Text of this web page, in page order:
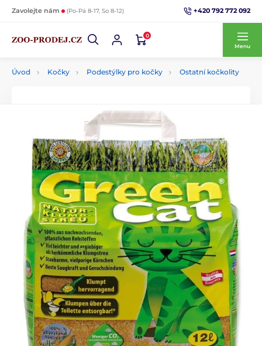
Zavolejte nám (Po-Pá 8-17, So 8-12) +420 792 772 092
0
Menu
Úvod Kočky Podestýlky pro kočky Ostatní kočkolity